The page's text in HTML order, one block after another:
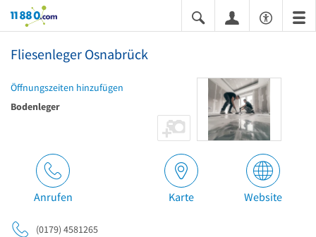
11880.com
Fliesenleger Osnabrück
Öffnungszeiten hinzufügen
Bodenleger
Anrufen Karte Website
(0179) 4581265